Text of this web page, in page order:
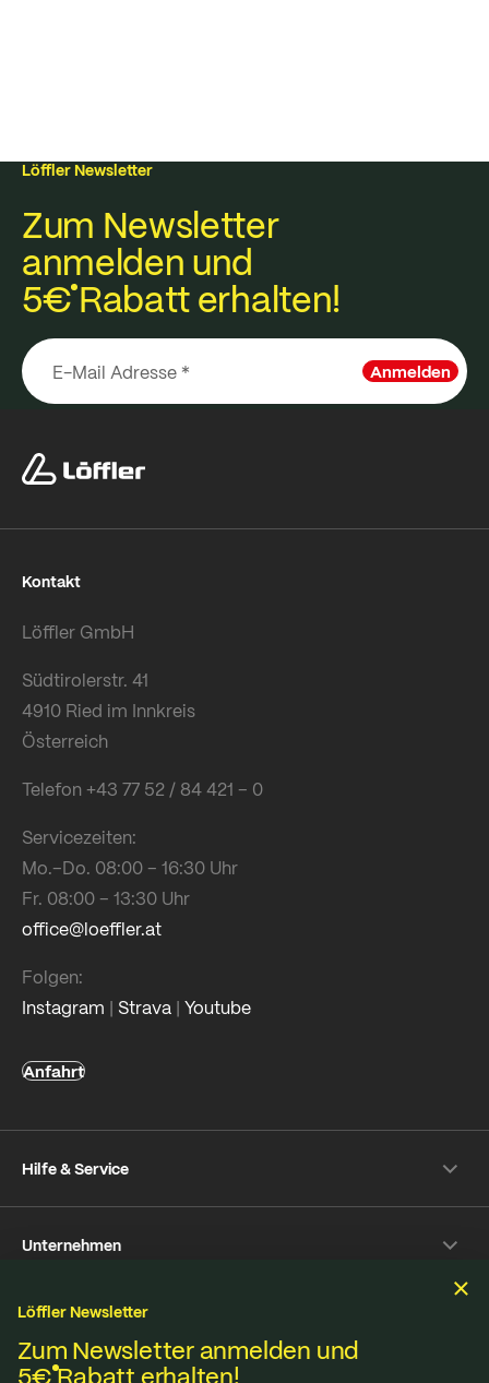
Löffler Newsletter
Zum Newsletter
anmelden und
5€Rabatt erhalten!
Anmelden
Kontakt
Löffler GmbH
Südtirolerstr. 41
4910 Ried im Innkreis
Österreich
Telefon +43 77 52 / 84 421 – 0
Servicezeiten:
Mo.–Do. 08:00 – 16:30 Uhr
Fr. 08:00 – 13:30 Uhr
office@loeffler.at
Folgen:
Instagram | Strava | Youtube
Anfahrt
Hilfe & Service
Rückversand
Pflegetipps
Reparaturservice
Online-Streitschlichtungsplattform
Unternehmen
Nachhaltigkeit
Jobs & Karriere
Nachhaltigkeit
Stoffe aus eigener Strickerei in Ried im Innkreis,
Löffler Newsletter
Zum Newsletter anmelden und